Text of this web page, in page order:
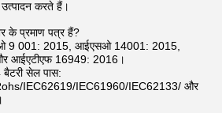
करते हैं।
के प्रमाण पत्र हैं?
9 001: 2015, आईएसओ 14001: 2015,
आईएटीएफ 16949: 2016।
सेल पास:
IEC62619/IEC61960/IEC62133/ और